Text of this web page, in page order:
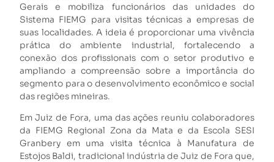
Gerais e mobiliza funcionários das unidades do
Sistema FIEMG para visitas técnicas a empresas de
suas localidades. A ideia é proporcionar uma vivência
prática do ambiente industrial, fortalecendo a
conexão dos profissionais com o setor produtivo e
ampliando a compreensão sobre a importância do
segmento para o desenvolvimento econômico e social
das regiões mineiras.
Em Juiz de Fora, uma das ações reuniu colaboradores
da FIEMG Regional Zona da Mata e da Escola SESI
Granbery em uma visita técnica à Manufatura de
Estojos Baldi, tradicional indústria de Juiz de Fora que,